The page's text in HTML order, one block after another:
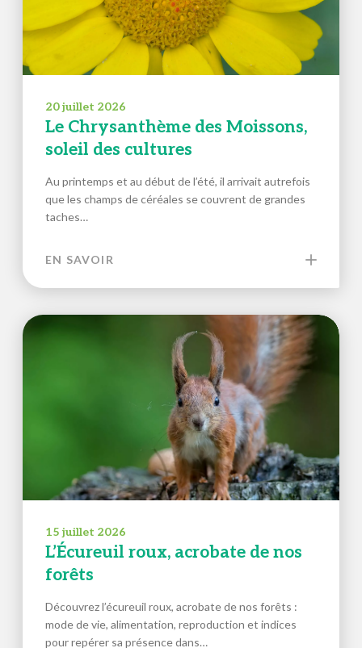
20 juillet 2026
Le Chrysanthème des Moissons,
soleil des cultures
Au printemps et au début de l’été, il arrivait autrefois
que les champs de céréales se couvrent de grandes
taches…
EN SAVOIR
15 juillet 2026
L’Écureuil roux, acrobate de nos
forêts
Découvrez l’écureuil roux, acrobate de nos forêts :
mode de vie, alimentation, reproduction et indices
pour repérer sa présence dans…